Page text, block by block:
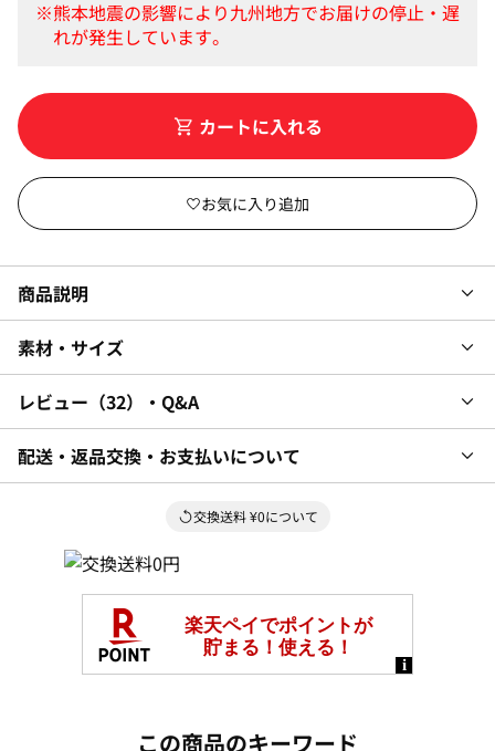
カートに入れる
商品説明
素材・サイズ
レビュー 32 ・Q&A
配送・返品交換・お支払いについて
交換送料 ¥0について
この商品のキーワード